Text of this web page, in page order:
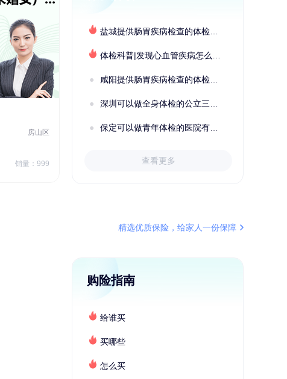
成功预约了女性防癌筛查套餐
房山区
销量：999
秦皇岛市第一医院体检中心 北戴河区
盐城提供肠胃疾病检查的体检套餐有哪些？体检机构有哪些选择？如何预约？
体检科普|发现心血管疾病怎么办？
咸阳提供肠胃疾病检查的体检套餐有哪些？体检机构有哪些选择？如何预约？
深圳可以做全身体检的公立三甲医院及体检套餐汇总
保定可以做青年体检的医院有哪些？有哪些套餐可以选择？
查看更多
精选优质保险，给家人一份保障
购险指南
给谁买
买哪些
怎么买